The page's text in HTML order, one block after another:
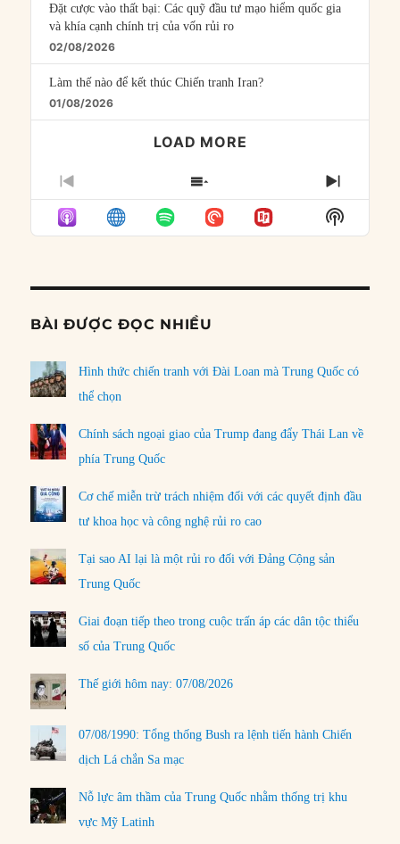
Đặt cược vào thất bại: Các quỹ đầu tư mạo hiểm quốc gia
và khía cạnh chính trị của vốn rủi ro
02/08/2026
Làm thế nào để kết thúc Chiến tranh Iran?
01/08/2026
LOAD MORE
PREVIOUS
EPISODE
SHOW
EPISODES
LIST
NEXT
Show
Podcast
BÀI ĐƯỢC ĐỌC NHIỀU
Hình thức chiến tranh với Đài Loan mà Trung Quốc có
thể chọn
Chính sách ngoại giao của Trump đang đẩy Thái Lan về
phía Trung Quốc
Cơ chế miễn trừ trách nhiệm đối với các quyết định đầu
tư khoa học và công nghệ rủi ro cao
Tại sao AI lại là một rủi ro đối với Đảng Cộng sản
Trung Quốc
Giai đoạn tiếp theo trong cuộc trấn áp các dân tộc thiểu
số của Trung Quốc
Thế giới hôm nay: 07/08/2026
07/08/1990: Tổng thống Bush ra lệnh tiến hành Chiến
dịch Lá chắn Sa mạc
Nỗ lực âm thầm của Trung Quốc nhằm thống trị khu
vực Mỹ Latinh